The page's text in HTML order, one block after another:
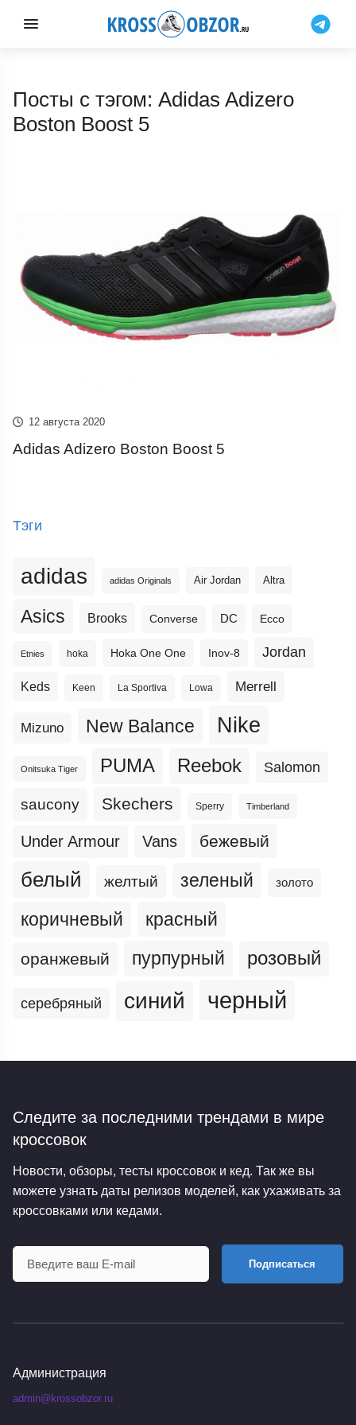
Посты с тэгом: Adidas Adizero
Boston Boost 5
12 августа 2020
Adidas Adizero Boston Boost 5
Тэги
adidas adidas Originals Air Jordan Altra
Asics Brooks Converse DC Ecco
Etnies hoka Hoka One One Inov-8 Jordan
Keds Keen La Sportiva Lowa Merrell
Mizuno New Balance Nike
Onitsuka Tiger PUMA Reebok Salomon
saucony Skechers Sperry Timberland
Under Armour Vans бежевый
белый желтый зеленый золото
коричневый красный
оранжевый пурпурный розовый
серебряный синий черный
Следите за последними трендами в мире
кроссовок
Новости, обзоры, тесты кроссовок и кед. Так же вы
можете узнать даты релизов моделей, как ухаживать за
кроссовками или кедами.
Подписаться
Администрация
admin@krossobzor.ru